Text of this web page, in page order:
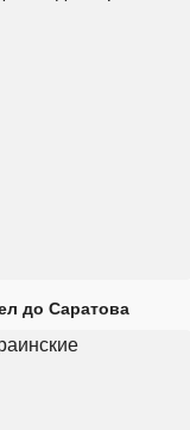
до Саратова